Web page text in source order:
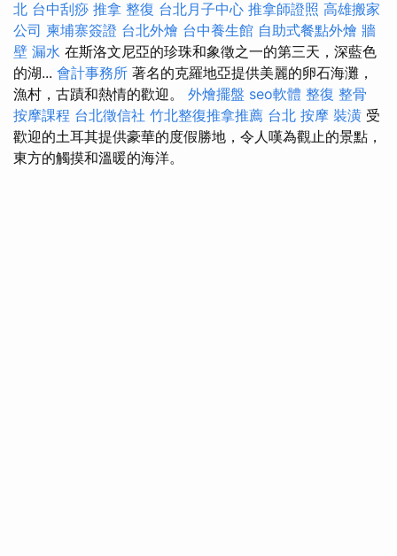
北 台中刮痧 推拿 整復 台北月子中心 推拿師證照 高雄搬家
公司 柬埔寨簽證 台北外燴 台中養生館 自助式餐點外燴 牆
壁 漏水 在斯洛文尼亞的珍珠和象徵之一的第三天，深藍色
的湖... 會計事務所 著名的克羅地亞提供美麗的卵石海灘，
漁村，古蹟和熱情的歡迎。 外燴擺盤 seo軟體 整復 整骨
按摩課程 台北徵信社 竹北整復推拿推薦 台北 按摩 裝潢 受
歡迎的土耳其提供豪華的度假勝地，令人嘆為觀止的景點，
東方的觸摸和溫暖的海洋。